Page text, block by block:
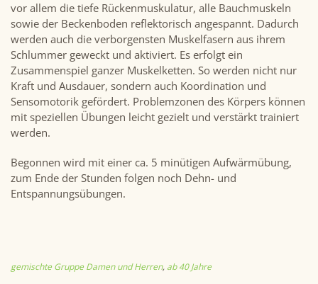
vor allem die tiefe Rückenmuskulatur, alle Bauchmuskeln
sowie der Beckenboden reflektorisch angespannt. Dadurch
werden auch die verborgensten Muskelfasern aus ihrem
Schlummer geweckt und aktiviert. Es erfolgt ein
Zusammenspiel ganzer Muskelketten. So werden nicht nur
Kraft und Ausdauer, sondern auch Koordination und
Sensomotorik gefördert. Problemzonen des Körpers können
mit speziellen Übungen leicht gezielt und verstärkt trainiert
werden.
Begonnen wird mit einer ca. 5 minütigen Aufwärmübung,
zum Ende der Stunden folgen noch Dehn- und
Entspannungsübungen.
gemischte Gruppe Damen und Herren, ab 40 Jahre